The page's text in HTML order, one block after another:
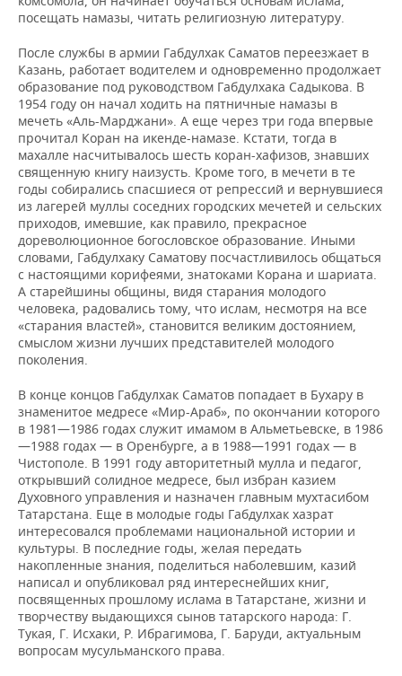
посещать намазы, читать религиозную литературу.
После службы в армии Габдулхак Саматов переезжает в
Казань, работает водителем и одновременно продолжает
образование под руководством Габдулхака Садыкова. В
1954 году он начал ходить на пятничные намазы в
мечеть «Аль-Марджани». А еще через три года впервые
прочитал Коран на икенде-намазе. Кстати, тогда в
махалле насчитывалось шесть коран-хафизов, знавших
священную книгу наизусть. Кроме того, в мечети в те
годы собирались спасшиеся от репрессий и вернувшиеся
из лагерей муллы соседних городских мечетей и сельских
приходов, имевшие, как правило, прекрасное
дореволюционное богословское образование. Иными
словами, Габдулхаку Саматову посчастливилось общаться
с настоящими корифеями, знатоками Корана и шариата.
А старейшины общины, видя старания молодого
человека, радовались тому, что ислам, несмотря на все
«старания властей», становится великим достоянием,
смыслом жизни лучших представителей молодого
поколения.
В конце концов Габдулхак Саматов попадает в Бухару в
знаменитое медресе «Мир-Араб», по окончании которого
в 1981—1986 годах служит имамом в Альметьевске, в 1986
—1988 годах — в Оренбурге, а в 1988—1991 годах — в
Чистополе. В 1991 году авторитетный мулла и педагог,
открывший солидное медресе, был избран казием
Духовного управления и назначен главным мухтасибом
Татарстана. Еще в молодые годы Габдулхак хазрат
интересовался проблемами национальной истории и
культуры. В последние годы, желая передать
накопленные знания, поделиться наболевшим, казий
написал и опубликовал ряд интереснейших книг,
посвященных прошлому ислама в Татарстане, жизни и
творчеству выдающихся сынов татарского народа: Г.
Тукая, Г. Исхаки, Р. Ибрагимова, Г. Баруди, актуальным
вопросам мусульманского права.